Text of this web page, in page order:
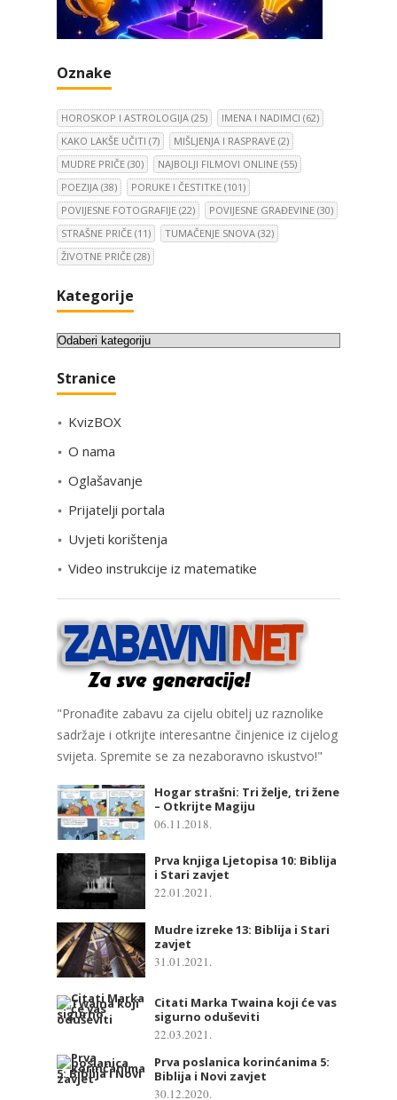
Oznake
HOROSKOP I ASTROLOGIJA (25) IMENA I NADIMCI (62)
KAKO LAKŠE UČITI (7) MIŠLJENJA I RASPRAVE (2)
MUDRE PRIČE (30) NAJBOLJI FILMOVI ONLINE (55)
POEZIJA (38) PORUKE I ČESTITKE (101)
POVIJESNE FOTOGRAFIJE (22) POVIJESNE GRAĐEVINE (30)
STRAŠNE PRIČE (11) TUMAČENJE SNOVA (32)
ŽIVOTNE PRIČE (28)
Kategorije
K
t
g
i
j
Stranice
KvizBOX
O nama
Oglašavanje
Prijatelji portala
Uvjeti korištenja
Video instrukcije iz matematike
"Pronađite zabavu za cijelu obitelj uz raznolike
sadržaje i otkrijte interesantne činjenice iz cijelog
svijeta. Spremite se za nezaboravno iskustvo!"
Hogar strašni: Tri želje, tri žene
– Otkrijte Magiju
06.11.2018.
Prva knjiga Ljetopisa 10: Biblija
i Stari zavjet
22.01.2021.
Mudre izreke 13: Biblija i Stari
zavjet
31.01.2021.
Citati Marka Twaina koji će vas
sigurno oduševiti
22.03.2021.
Prva poslanica korinćanima 5:
Biblija i Novi zavjet
30.12.2020.